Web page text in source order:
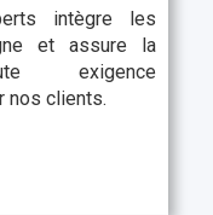
intègre les
et assure la
exigence
nos clients.